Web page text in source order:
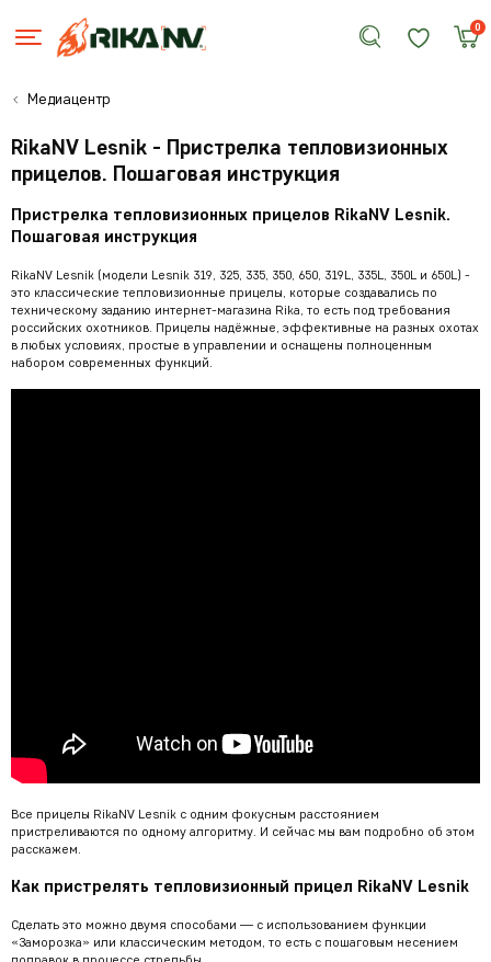
0
Медиацентр
RikaNV Lesnik - Пристрелка тепловизионных
прицелов. Пошаговая инструкция
Пристрелка тепловизионных прицелов RikaNV Lesnik.
Пошаговая инструкция
RikaNV Lesnik (модели Lesnik 319, 325, 335, 350, 650, 319L, 335L, 350L и 650L) -
это классические тепловизионные прицелы, которые создавались по
техническому заданию интернет-магазина Rika, то есть под требования
российских охотников. Прицелы надёжные, эффективные на разных охотах
в любых условиях, простые в управлении и оснащены полноценным
набором современных функций.
Все прицелы RikaNV Lesnik с одним фокусным расстоянием
пристреливаются по одному алгоритму. И сейчас мы вам подробно об этом
расскажем.
Как пристрелять тепловизионный прицел RikaNV Lesnik
Сделать это можно двумя способами — с использованием функции
«Заморозка» или классическим методом, то есть с пошаговым несением